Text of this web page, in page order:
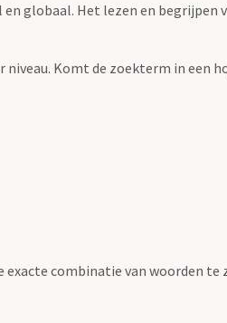
globaal. Het lezen en begrijpen
Komt de zoekterm in een
exacte combinatie van woorden te